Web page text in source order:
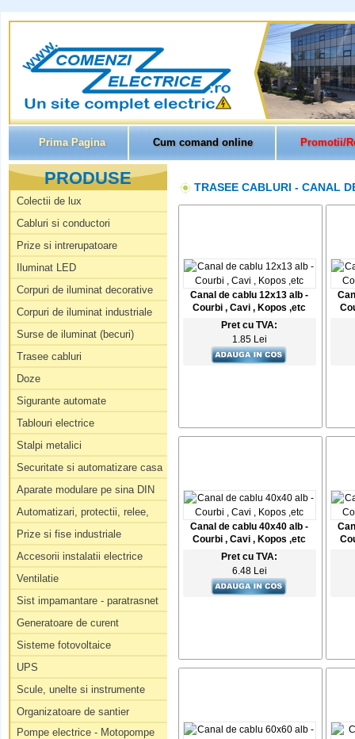
Prima Pagina Cum comand online Promotii/
PRODUSE
Colectii de lux
Cabluri si conductori
Prize si intrerupatoare
Iluminat LED
Corpuri de iluminat decorative
Corpuri de iluminat industriale
Surse de iluminat (becuri)
Trasee cabluri
Doze
Sigurante automate
Tablouri electrice
Stalpi metalici
Securitate si automatizare casa
Aparate modulare pe sina DIN
Automatizari, protectii, relee,
Prize si fise industriale
Accesorii instalatii electrice
Ventilatie
Sist impamantare - paratrasnet
Generatoare de curent
Sisteme fotovoltaice
UPS
Scule, unelte si instrumente
Organizatoare de santier
Pompe electrice - Motopompe
TRASEE CABLURI - CANAL
Canal de cablu 12x13 alb -
Courbi , Cavi , Kopos ,etc
Pret cu TVA:
1.85 Lei
Canal de cablu 40x40 alb -
Courbi , Cavi , Kopos ,etc
Pret cu TVA:
6.48 Lei